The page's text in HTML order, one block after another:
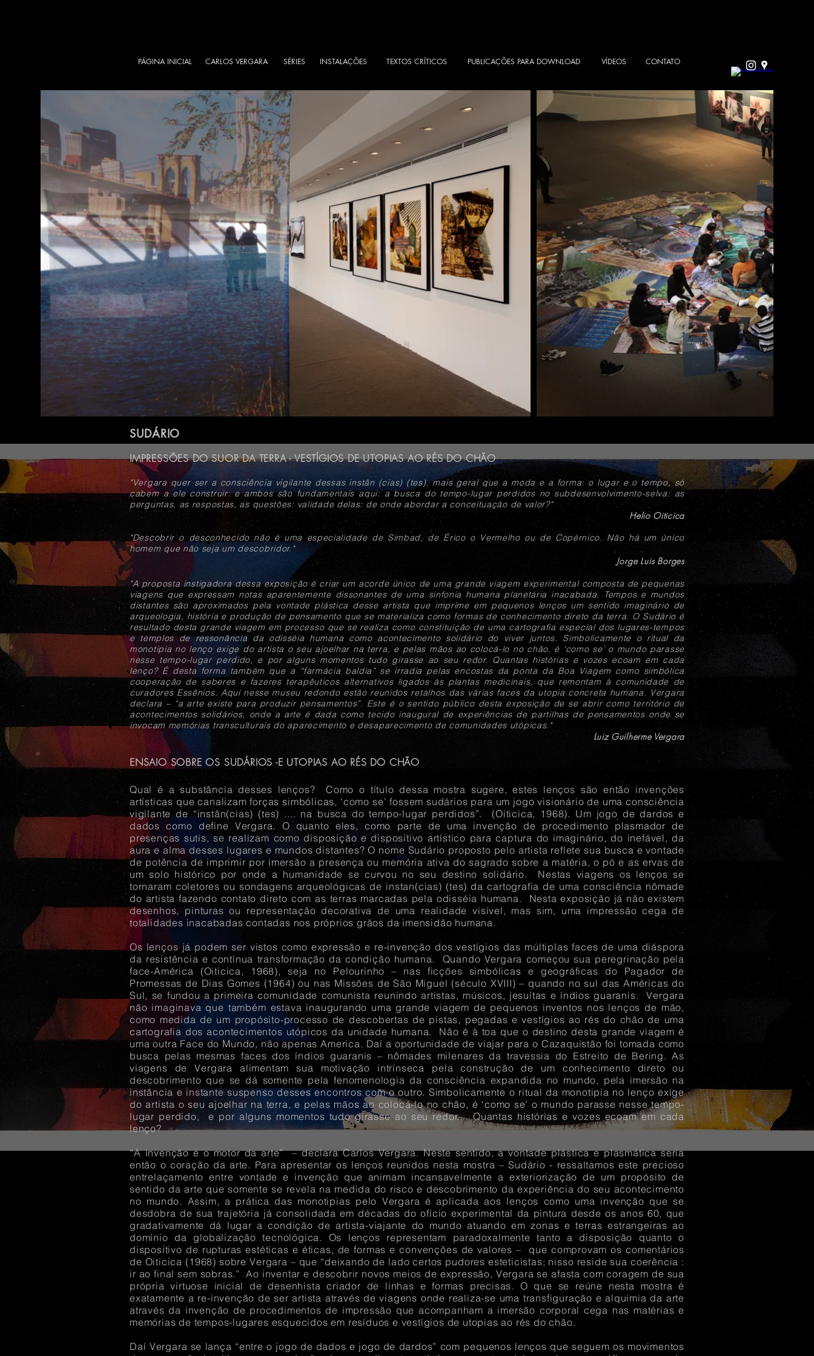
PÁGINA INICIAL CARLOS VERGARA SÉRIES INSTALAÇÕES TEXTOS CRÍTICOS PUBLICAÇÕES PARA DOWNLOAD VÍDEOS CONTATO
SUDÁRIO
IMPRESSÕES DO SUOR DA TERRA - VESTÍGIOS DE UTOPIAS AO RÉS DO CHÃO
"Vergara quer ser a consciência vigilante dessas instân (cias) (tes), mais geral que a moda e a forma: o lugar e o tempo, só
cabem a ele construir: e ambos são fundamentais aqui: a busca do tempo-lugar perdidos no subdesenvolvimento-selva: as
perguntas, as respostas, as questões: validade delas: de onde abordar a conceituação de valor?"
Helio Oiticica
"Descobrir o desconhecido não é uma especialidade de Simbad, de Érico o Vermelho ou de Copérnico. Não há um único
homem que não seja um descobridor."
Jorge Luis Borges
"A proposta instigadora dessa exposição é criar um acorde único de uma grande viagem experimental composta de pequenas
viagens que expressam notas aparentemente dissonantes de uma sinfonia humana planetária inacabada. Tempos e mundos
distantes são aproximados pela vontade plástica desse artista que imprime em pequenos lenços um sentido imaginário de
arqueologia, história e produção de pensamento que se materializa como formas de conhecimento direto da terra. O Sudário é
resultado desta grande viagem em processo que se realiza como constituição de uma cartografia especial dos lugares-tempos
e templos de ressonância da odisséia humana como acontecimento solidário do viver juntos. Simbolicamente o ritual da
monotipia no lenço exige do artista o seu ajoelhar na terra, e pelas mãos ao colocá-lo no chão, é ‘como se’ o mundo parasse
nesse tempo-lugar perdido, e por alguns momentos tudo girasse ao seu redor. Quantas histórias e vozes ecoam em cada
lenço? É desta forma também que a “farmácia baldia” se irradia pelas encostas da ponta da Boa Viagem como simbólica
cooperação de saberes e fazeres terapêuticos alternativos ligados às plantas medicinais, que remontam à comunidade de
curadores Essênios. Aqui nesse museu redondo estão reunidos retalhos das várias faces da utopia concreta humana. Vergara
declara – “a arte existe para produzir pensamentos”. Este é o sentido público desta exposição de se abrir como território de
acontecimentos solidários, onde a arte é dada como tecido inaugural de experiências de partilhas de pensamentos onde se
invocam memórias transculturais do aparecimento e desaparecimento de comunidades utópicas."
Luiz Guilherme Vergara
ENSAIO SOBRE OS SUDÁRIOS -E UTOPIAS AO RÉS DO CHÃO
Qual é a substância desses lenços? Como o título dessa mostra sugere, estes lenços são então invenções
artísticas que canalizam forças simbólicas, ‘como se’ fossem sudários para um jogo visionário de uma consciência
vigilante de “instân(cias) (tes) .... na busca do tempo-lugar perdidos”. (Oiticica, 1968). Um jogo de dardos e
dados como define Vergara. O quanto eles, como parte de uma invenção de procedimento plasmador de
presenças sutis, se realizam como disposição e dispositivo artístico para captura do imaginário, do inefável, da
aura e alma desses lugares e mundos distantes? O nome Sudário proposto pelo artista reflete sua busca e vontade
de potência de imprimir por imersão a presença ou memória ativa do sagrado sobre a matéria, o pó e as ervas de
um solo histórico por onde a humanidade se curvou no seu destino solidário. Nestas viagens os lenços se
tornaram coletores ou sondagens arqueológicas de instan(cias) (tes) da cartografia de uma consciência nômade
do artista fazendo contato direto com as terras marcadas pela odisséia humana. Nesta exposição já não existem
desenhos, pinturas ou representação decorativa de uma realidade visível, mas sim, uma impressão cega de
totalidades inacabadas contadas nos próprios grãos da imensidão humana.
Os lenços já podem ser vistos como expressão e re-invenção dos vestígios das múltiplas faces de uma diáspora
da resistência e contínua transformação da condição humana. Quando Vergara começou sua peregrinação pela
face-América (Oiticica, 1968), seja no Pelourinho – nas ficções simbólicas e geográficas do Pagador de
Promessas de Dias Gomes (1964) ou nas Missões de São Miguel (século XVIII) – quando no sul das Américas do
Sul, se fundou a primeira comunidade comunista reunindo artistas, músicos, jesuítas e índios guaranis. Vergara
não imaginava que também estava inaugurando uma grande viagem de pequenos inventos nos lenços de mão,
como medida de um propósito-processo de descobertas de pistas, pegadas e vestígios ao rés do chão de uma
cartografia dos acontecimentos utópicos da unidade humana. Não é à toa que o destino desta grande viagem é
uma outra Face do Mundo, não apenas America. Daí a oportunidade de viajar para o Cazaquistão foi tomada como
busca pelas mesmas faces dos índios guaranis – nômades milenares da travessia do Estreito de Bering. As
viagens de Vergara alimentam sua motivação intrínseca pela construção de um conhecimento direto ou
descobrimento que se dá somente pela fenomenologia da consciência expandida no mundo, pela imersão na
instância e instante suspenso desses encontros com o outro. Simbolicamente o ritual da monotipia no lenço exige
do artista o seu ajoelhar na terra, e pelas mãos ao colocá-lo no chão, é ‘como se’ o mundo parasse nesse tempo-
lugar perdido, e por alguns momentos tudo girasse ao seu redor. Quantas histórias e vozes ecoam em cada
lenço?
“A invenção é o motor da arte” – declara Carlos Vergara. Neste sentido, a vontade plástica e plasmática seria
então o coração da arte. Para apresentar os lenços reunidos nesta mostra – Sudário - ressaltamos este precioso
entrelaçamento entre vontade e invenção que animam incansavelmente a exteriorização de um propósito de
sentido da arte que somente se revela na medida do risco e descobrimento da experiência do seu acontecimento
no mundo. Assim, a prática das monotipias pelo Vergara é aplicada aos lenços como uma invenção que se
desdobra de sua trajetória já consolidada em décadas do ofício experimental da pintura desde os anos 60, que
gradativamente dá lugar a condição de artista-viajante do mundo atuando em zonas e terras estrangeiras ao
domínio da globalização tecnológica. Os lenços representam paradoxalmente tanto a disposição quanto o
dispositivo de rupturas estéticas e éticas, de formas e convenções de valores – que comprovam os comentários
de Oiticica (1968) sobre Vergara – que “deixando de lado certos pudores esteticistas; nisso reside sua coerência :
ir ao final sem sobras.” Ao inventar e descobrir novos meios de expressão, Vergara se afasta com coragem de sua
própria virtuose inicial de desenhista criador de linhas e formas precisas. O que se reúne nesta mostra é
exatamente a re-invenção de ser artista através de viagens onde realiza-se uma transfiguração e alquimia da arte
através da invenção de procedimentos de impressão que acompanham a imersão corporal cega nas matérias e
memórias de tempos-lugares esquecidos em resíduos e vestígios de utopias ao rés do chão.
Daí Vergara se lança “entre o jogo de dados e jogo de dardos” com pequenos lenços que seguem os movimentos